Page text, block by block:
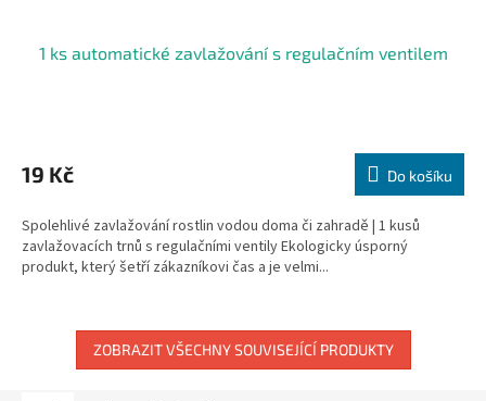
1 ks automatické zavlažování s regulačním ventilem
19 Kč Do košíku
Spolehlivé zavlažování rostlin vodou doma či zahradě | 1 kusů
zavlažovacích trnů s regulačními ventily Ekologicky úsporný
produkt, který šetří zákazníkovi čas a je velmi...
ZOBRAZIT VŠECHNY SOUVISEJÍCÍ PRODUKTY